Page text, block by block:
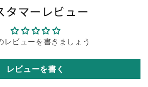
タマーレビュー
レビューを書きましょう
レビューを書く